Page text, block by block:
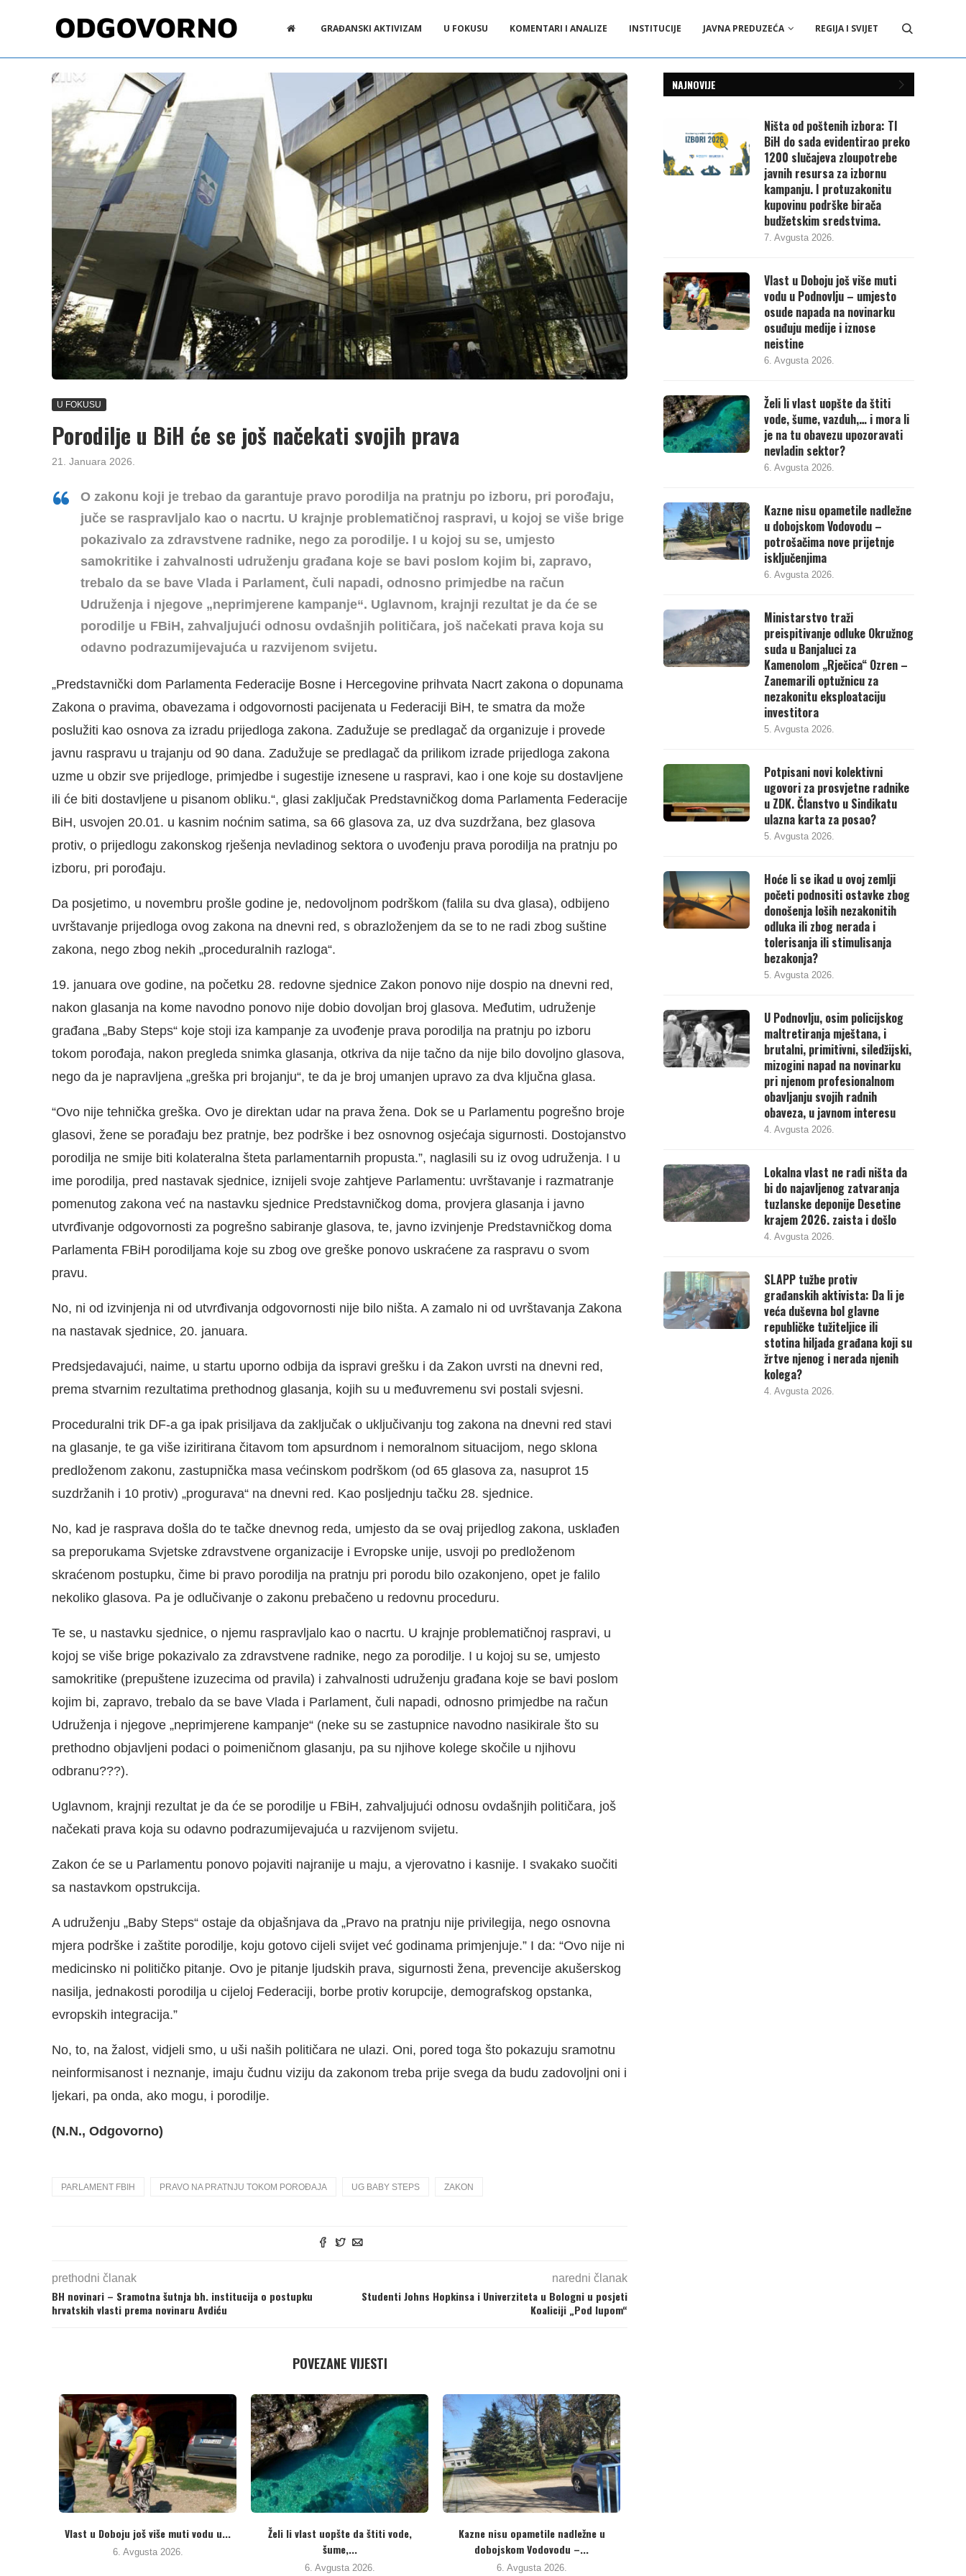
GRAĐANSKI AKTIVIZAM U FOKUSU KOMENTARI I ANALIZE INSTITUCIJE JAVNA PREDUZEĆA REGIJA I SVIJET
U FOKUSU
Porodilje u BiH će se još načekati svojih prava
21. Januara 2026.
O zakonu koji je trebao da garantuje pravo porodilja na pratnju po izboru, pri porođaju,
juče se raspravljalo kao o nacrtu. U krajnje problematičnoj raspravi, u kojoj se više brige
pokazivalo za zdravstvene radnike, nego za porodilje. I u kojoj su se, umjesto
samokritike i zahvalnosti udruženju građana koje se bavi poslom kojim bi, zapravo,
trebalo da se bave Vlada i Parlament, čuli napadi, odnosno primjedbe na račun
Udruženja i njegove „neprimjerene kampanje“. Uglavnom, krajnji rezultat je da će se
porodilje u FBiH, zahvaljujući odnosu ovdašnjih političara, još načekati prava koja su
odavno podrazumijevajuća u razvijenom svijetu.
„Predstavnički dom Parlamenta Federacije Bosne i Hercegovine prihvata Nacrt zakona o dopunama
Zakona o pravima, obavezama i odgovornosti pacijenata u Federaciji BiH, te smatra da može
poslužiti kao osnova za izradu prijedloga zakona. Zadužuje se predlagač da organizuje i provede
javnu raspravu u trajanju od 90 dana. Zadužuje se predlagač da prilikom izrade prijedloga zakona
uzme u obzir sve prijedloge, primjedbe i sugestije iznesene u raspravi, kao i one koje su dostavljene
ili će biti dostavljene u pisanom obliku.“, glasi zaključak Predstavničkog doma Parlamenta Federacije
BiH, usvojen 20.01. u kasnim noćnim satima, sa 66 glasova za, uz dva suzdržana, bez glasova
protiv, o prijedlogu zakonskog rješenja nevladinog sektora o uvođenju prava porodilja na pratnju po
izboru, pri porođaju.
Da posjetimo, u novembru prošle godine je, nedovoljnom podrškom (falila su dva glasa), odbijeno
uvrštavanje prijedloga ovog zakona na dnevni red, s obrazloženjem da se to ne radi zbog suštine
zakona, nego zbog nekih „proceduralnih razloga“.
19. januara ove godine, na početku 28. redovne sjednice Zakon ponovo nije dospio na dnevni red,
nakon glasanja na kome navodno ponovo nije dobio dovoljan broj glasova. Međutim, udruženje
građana „Baby Steps“ koje stoji iza kampanje za uvođenje prava porodilja na pratnju po izboru
tokom porođaja, nakon pregleda snimka glasanja, otkriva da nije tačno da nije bilo dovoljno glasova,
nego da je napravljena „greška pri brojanju“, te da je broj umanjen upravo za dva ključna glasa.
“Ovo nije tehnička greška. Ovo je direktan udar na prava žena. Dok se u Parlamentu pogrešno broje
glasovi, žene se porađaju bez pratnje, bez podrške i bez osnovnog osjećaja sigurnosti. Dostojanstvo
porodilja ne smije biti kolateralna šteta parlamentarnih propusta.”, naglasili su iz ovog udruženja. I u
ime porodilja, pred nastavak sjednice, iznijeli svoje zahtjeve Parlamentu: uvrštavanje i razmatranje
pomenutog zakona već na nastavku sjednice Predstavničkog doma, provjera glasanja i javno
utvrđivanje odgovornosti za pogrešno sabiranje glasova, te, javno izvinjenje Predstavničkog doma
Parlamenta FBiH porodiljama koje su zbog ove greške ponovo uskraćene za raspravu o svom
pravu.
No, ni od izvinjenja ni od utvrđivanja odgovornosti nije bilo ništa. A zamalo ni od uvrštavanja Zakona
na nastavak sjednice, 20. januara.
Predsjedavajući, naime, u startu uporno odbija da ispravi grešku i da Zakon uvrsti na dnevni red,
prema stvarnim rezultatima prethodnog glasanja, kojih su u međuvremenu svi postali svjesni.
Proceduralni trik DF-a ga ipak prisiljava da zaključak o uključivanju tog zakona na dnevni red stavi
na glasanje, te ga više iziritirana čitavom tom apsurdnom i nemoralnom situacijom, nego sklona
predloženom zakonu, zastupnička masa većinskom podrškom (od 65 glasova za, nasuprot 15
suzdržanih i 10 protiv) „progurava“ na dnevni red. Kao posljednju tačku 28. sjednice.
No, kad je rasprava došla do te tačke dnevnog reda, umjesto da se ovaj prijedlog zakona, usklađen
sa preporukama Svjetske zdravstvene organizacije i Evropske unije, usvoji po predloženom
skraćenom postupku, čime bi pravo porodilja na pratnju pri porodu bilo ozakonjeno, opet je falilo
nekoliko glasova. Pa je odlučivanje o zakonu prebačeno u redovnu proceduru.
Te se, u nastavku sjednice, o njemu raspravljalo kao o nacrtu. U krajnje problematičnoj raspravi, u
kojoj se više brige pokazivalo za zdravstvene radnike, nego za porodilje. I u kojoj su se, umjesto
samokritike (prepuštene izuzecima od pravila) i zahvalnosti udruženju građana koje se bavi poslom
kojim bi, zapravo, trebalo da se bave Vlada i Parlament, čuli napadi, odnosno primjedbe na račun
Udruženja i njegove „neprimjerene kampanje“ (neke su se zastupnice navodno nasikirale što su
prethodno objavljeni podaci o poimeničnom glasanju, pa su njihove kolege skočile u njihovu
odbranu???).
Uglavnom, krajnji rezultat je da će se porodilje u FBiH, zahvaljujući odnosu ovdašnjih političara, još
načekati prava koja su odavno podrazumijevajuća u razvijenom svijetu.
Zakon će se u Parlamentu ponovo pojaviti najranije u maju, a vjerovatno i kasnije. I svakako suočiti
sa nastavkom opstrukcija.
A udruženju „Baby Steps“ ostaje da objašnjava da „Pravo na pratnju nije privilegija, nego osnovna
mjera podrške i zaštite porodilje, koju gotovo cijeli svijet već godinama primjenjuje.” I da: “Ovo nije ni
medicinsko ni političko pitanje. Ovo je pitanje ljudskih prava, sigurnosti žena, prevencije akušerskog
nasilja, jednakosti porodilja u cijeloj Federaciji, borbe protiv korupcije, demografskog opstanka,
evropskih integracija.”
No, to, na žalost, vidjeli smo, u uši naših političara ne ulazi. Oni, pored toga što pokazuju sramotnu
neinformisanost i neznanje, imaju čudnu viziju da zakonom treba prije svega da budu zadovoljni oni i
ljekari, pa onda, ako mogu, i porodilje.
(N.N., Odgovorno)
PARLAMENT FBIH PRAVO NA PRATNJU TOKOM POROĐAJA UG BABY STEPS ZAKON
prethodni članak
BH novinari – Sramotna šutnja bh. institucija o postupku
hrvatskih vlasti prema novinaru Avdiću
naredni članak
Studenti Johns Hopkinsa i Univerziteta u Bologni u posjeti
Koaliciji „Pod lupom“
POVEZANE VIJESTI
Ministarstvo traži preispitivanje odluke
Okružnog suda u Banjaluci...
Potpisani novi kolektivni ugovori za
prosvjetne radnike u...
5. Avgusta 2026.
Hoće li se ikad u ovoj zemlji početi...
5. Avgusta 2026.
NAJNOVIJE
Ništa od poštenih izbora: TI
BiH do sada evidentirao preko
1200 slučajeva zloupotrebe
javnih resursa za izbornu
kampanju. I protuzakonitu
kupovinu podrške birača
budžetskim sredstvima.
7. Avgusta 2026.
Vlast u Doboju još više muti
vodu u Podnovlju – umjesto
osude napada na novinarku
osuđuju medije i iznose
neistine
6. Avgusta 2026.
Želi li vlast uopšte da štiti
vode, šume, vazduh,… i mora li
je na tu obavezu upozoravati
nevladin sektor?
6. Avgusta 2026.
Kazne nisu opametile nadležne
u dobojskom Vodovodu –
potrošačima nove prijetnje
isključenjima
6. Avgusta 2026.
Ministarstvo traži
preispitivanje odluke Okružnog
suda u Banjaluci za
Kamenolom „Rječica“ Ozren –
Zanemarili optužnicu za
nezakonitu eksploataciju
investitora
5. Avgusta 2026.
Potpisani novi kolektivni
ugovori za prosvjetne radnike
u ZDK. Članstvo u Sindikatu
ulazna karta za posao?
5. Avgusta 2026.
Hoće li se ikad u ovoj zemlji
početi podnositi ostavke zbog
donošenja loših nezakonitih
odluka ili zbog nerada i
tolerisanja ili stimulisanja
bezakonja?
5. Avgusta 2026.
U Podnovlju, osim policijskog
maltretiranja mještana, i
brutalni, primitivni, siledžijski,
mizogini napad na novinarku
pri njenom profesionalnom
obavljanju svojih radnih
obaveza, u javnom interesu
4. Avgusta 2026.
Lokalna vlast ne radi ništa da
bi do najavljenog zatvaranja
tuzlanske deponije Desetine
krajem 2026. zaista i došlo
4. Avgusta 2026.
SLAPP tužbe protiv
građanskih aktivista: Da li je
veća duševna bol glavne
republičke tužiteljice ili
stotina hiljada građana koji su
žrtve njenog i nerada njenih
kolega?
4. Avgusta 2026.